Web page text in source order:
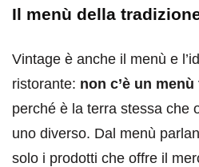
Il menù della
Vintage è anche il menù e
ristorante: non c’è un
perché è la terra stessa che
uno diverso. Dal menù
solo i prodotti che offre il